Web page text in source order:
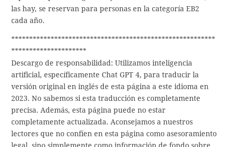
las hay, se reservan para personas en la categoría EB2
cada año.
*********************************************************
*********************
Descargo de responsabilidad: Utilizamos inteligencia
artificial, específicamente Chat GPT 4, para traducir la
versión original en inglés de esta página a este idioma en
2023. No sabemos si esta traducción es completamente
precisa. Además, esta página puede no estar
completamente actualizada. Aconsejamos a nuestros
lectores que no confíen en esta página como asesoramiento